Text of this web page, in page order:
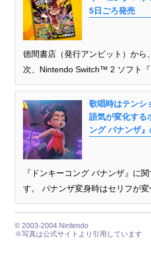
5日ごろ発売
徳間書店（発行アンビット）から
次、Nintendo Switch™ 2 ソフト
歌唱時はテンシ
語気が変化する
ング バナンザ』
『ドンキーコング バナンザ』に
す。 バナンザ変身時はセリフが
© 2003-2004 Nintendo
※写真は公式サイトより引用しています